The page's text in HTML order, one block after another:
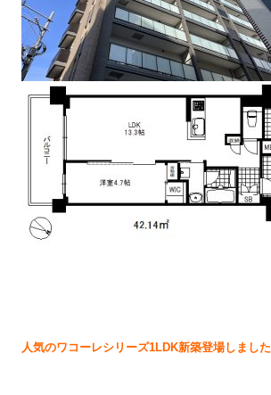
人気のワコーレシリーズ1LDK新築登場しました